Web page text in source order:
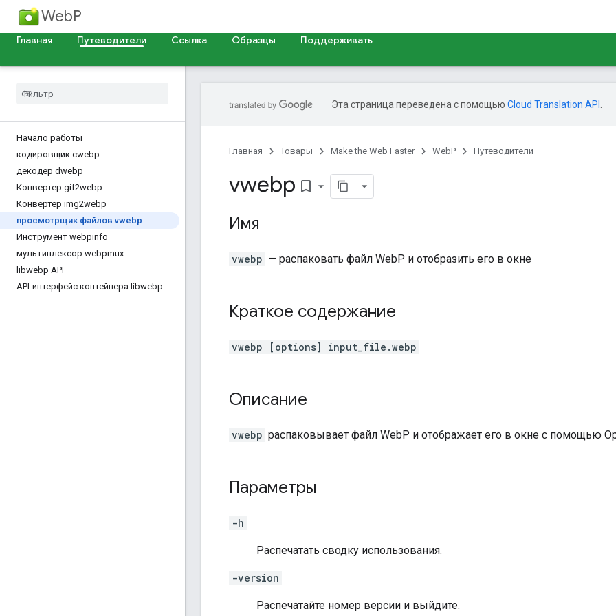
WebP
Главная
Путеводители Ссылка Образцы Поддерживать
Начало работы
кодировщик cwebp
декодер dwebp
Конвертер gif2webp
Конвертер img2webp
просмотрщик файлов vwebp
Инструмент webpinfo
мультиплексор webpmux
libwebp API
API-интерфейс контейнера libwebp
Эта страница переведена с помощью Cloud Translation API
Главная Товары Make the Web Faster WebP Путеводители
vwebp bookmark_border
Имя
vwebp — распаковать файл WebP и отобразить его в окне
Краткое содержание
vwebp [options] input_file.webp
Описание
vwebp распаковывает файл WebP и отображает его в окне с помощью
Параметры
-h
Распечатать сводку использования.
-version
Распечатайте номер версии и выйдите.